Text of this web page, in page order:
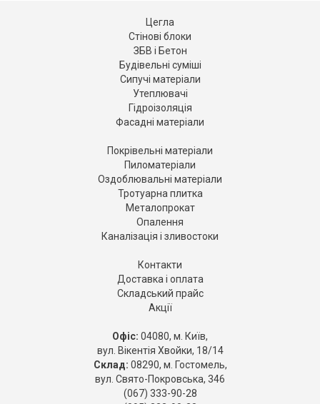
Цегла
Стінові блоки
ЗБВ і Бетон
Будівельні суміші
Сипучі матеріали
Утеплювачі
Гідроізоляція
Фасадні матеріали
Покрівельні матеріали
Пиломатеріали
Оздоблювальні матеріали
Тротуарна плитка
Металопрокат
Опалення
Каналізація і зливостоки
Контакти
Доставка і оплата
Складський прайс
Акції
Офіс: 04080, м. Київ,
вул. Вікентія Хвойки, 18/14
Склад: 08290, м. Гостомель,
вул. Свято-Покровська, 346
(067) 333-90-28